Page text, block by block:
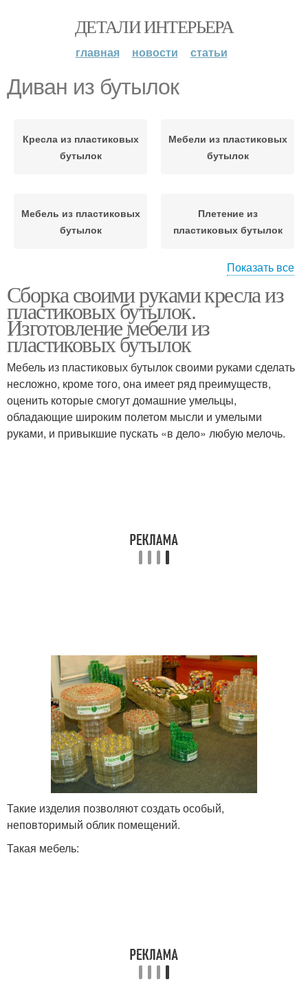
ДЕТАЛИ ИНТЕРЬЕРА
главная новости статьи
Диван из бутылок
Кресла из пластиковых
бутылок
Мебели из пластиковых
бутылок
Мебель из пластиковых
бутылок
Плетение из
пластиковых бутылок
Стол из пластиковых
бутылок
бутылок
Этажерка из
пластиковых бутылок
Кресло из бутылок
Показать все
Сборка своими руками кресла из
пластиковых бутылок.
Изготовление мебели из
пластиковых бутылок
Мебель из пластиковых бутылок своими руками сделать
несложно, кроме того, она имеет ряд преимуществ,
оценить которые смогут домашние умельцы,
обладающие широким полетом мысли и умелыми
руками, и привыкшие пускать «в дело» любую мелочь.
Такие изделия позволяют создать особый,
неповторимый облик помещений.
Такая мебель: